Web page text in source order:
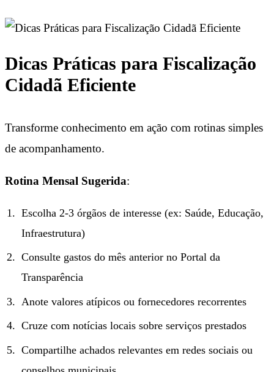
Dicas Práticas para Fiscalização
Cidadã Eficiente
Transforme conhecimento em ação com rotinas simples
de acompanhamento.
Rotina Mensal Sugerida:
Escolha 2-3 órgãos de interesse (ex: Saúde, Educação,
Infraestrutura)
Consulte gastos do mês anterior no Portal da
Transparência
Anote valores atípicos ou fornecedores recorrentes
Cruze com notícias locais sobre serviços prestados
Compartilhe achados relevantes em redes sociais ou